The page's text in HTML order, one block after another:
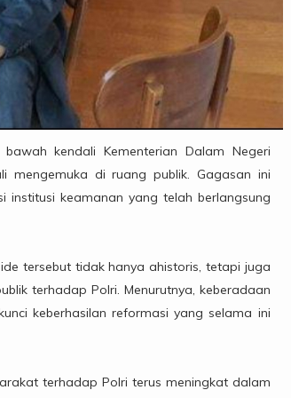
kendali Kementerian Dalam Negeri
mengemuka di ruang publik. Gagasan ini
keamanan yang telah berlangsung
tersebut tidak hanya ahistoris, tetapi juga
terhadap Polri. Menurutnya, keberadaan
keberhasilan reformasi yang selama ini
terhadap Polri terus meningkat dalam